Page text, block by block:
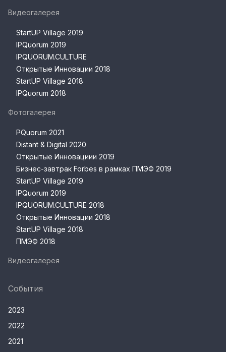
Видеогалерея
StartUP Village 2019
IPQuorum 2019
IPQUORUM.CULTURE
Открытые Инновации 2018
StartUP Village 2018
IPQuorum 2018
Фотогалерея
PQuorum 2021
Distant & Digital 2020
Открытые Инновациии 2019
Бизнес-завтрак Forbes в рамках ПМЭФ 2019
StartUP Village 2019
IPQuorum 2019
IPQUORUM.CULTURE 2018
Открытые Инновации 2018
StartUP Village 2018
ПМЭФ 2018
Видеогалерея
События
2023
2022
2021